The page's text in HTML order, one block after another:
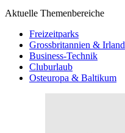
Aktuelle Themenbereiche
Freizeitparks
Grossbritannien & Irland
Business-Technik
Cluburlaub
Osteuropa & Baltikum